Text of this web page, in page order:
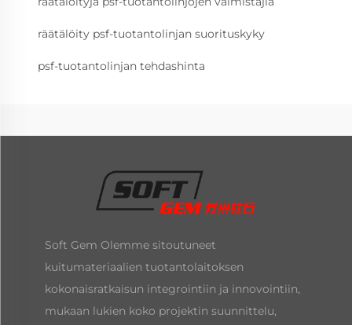
räätälöity psf-tuotantolinjan suorituskyky
psf-tuotantolinjan tehdashinta
Soft Gem Olemme sitoutuneet
kuitumateriaalien tuotantolaitoksen
kokonaisratkaisun integrointiin ja innovointiin,
mukaan lukien koko projektin suunnittelu,